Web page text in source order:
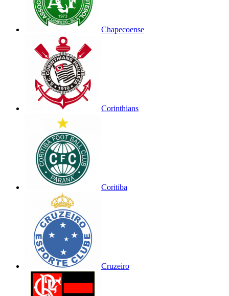
Chapecoense
Corinthians
Coritiba
Cruzeiro